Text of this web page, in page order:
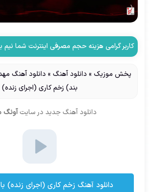
کاربر گرامی هزینه حجم مصرفی اینترنت شما
پخش موزیک » دانلود آهنگ » دانلود آهنگ
بند) زخم کاری (اجرای زنده)
دانلود آهنگ جدید در سایت آونگ
دانلود آهنگ زخم کاری (اجرای زنده) با